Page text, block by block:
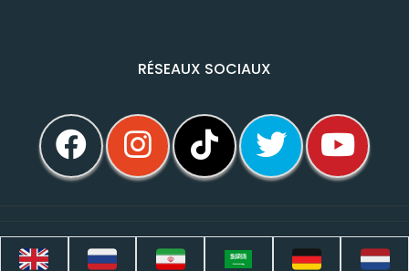
RÉSEAUX SOCIAUX